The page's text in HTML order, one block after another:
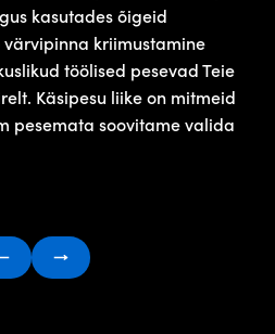
kasutades õigeid
kriimustamine
töölised pesevad Teie
Käsipesu liike on mitmeid
pesemata soovitame valida